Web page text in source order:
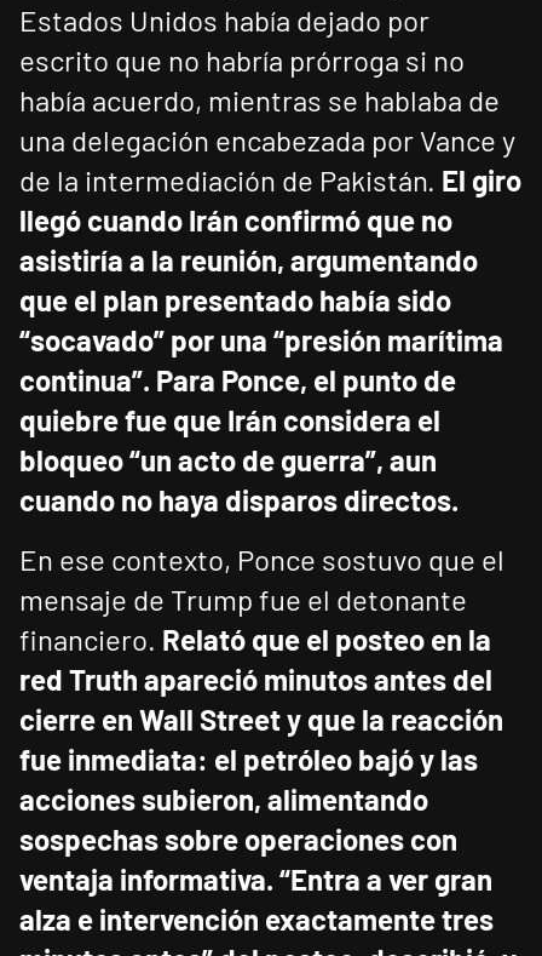
Estados Unidos había dejado por
escrito que no habría prórroga si no
había acuerdo, mientras se hablaba de
una delegación encabezada por Vance y
de la intermediación de Pakistán. El giro
llegó cuando Irán confirmó que no
asistiría a la reunión, argumentando
que el plan presentado había sido
“socavado” por una “presión marítima
continua”. Para Ponce, el punto de
quiebre fue que Irán considera el
bloqueo “un acto de guerra”, aun
cuando no haya disparos directos.
En ese contexto, Ponce sostuvo que el
mensaje de Trump fue el detonante
financiero. Relató que el posteo en la
red Truth apareció minutos antes del
cierre en Wall Street y que la reacción
fue inmediata: el petróleo bajó y las
acciones subieron, alimentando
sospechas sobre operaciones con
ventaja informativa. “Entra a ver gran
alza e intervención exactamente tres